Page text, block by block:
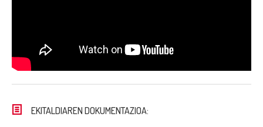
EKITALDIAREN DOKUMENTAZIOA: